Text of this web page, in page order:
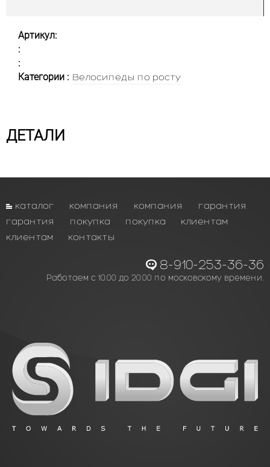
Артикул:
:
:
Категории : Велосипеды по росту
ДЕТАЛИ
каталог компания компания
гарантия
гарантия
покупка покупка
клиентам
клиентам
контакты
8-910-253-36-36
Работаем с 10.00 до 20.00 по московскому времени.